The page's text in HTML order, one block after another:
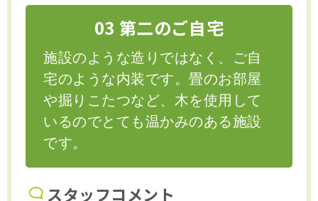
03 第二のご自宅
施設のような造りではなく、ご自
宅のような内装です。畳のお部屋
や掘りこたつなど、木を使用して
いるのでとても温かみのある施設
です。
スタッフコメント